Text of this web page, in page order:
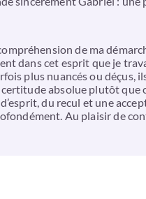
de ma
dans cet esprit que je
plus nuancés ou déçus,
absolue plutôt que
du recul et une
Au plaisir de